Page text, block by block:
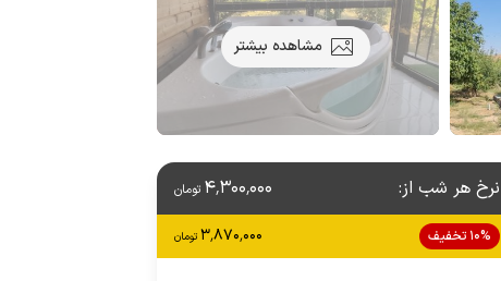
مشاهده بیشتر
نرخ هر شب از: 4٬300٬000 تومان
10% تخفیف 3٬870٬000 تومان